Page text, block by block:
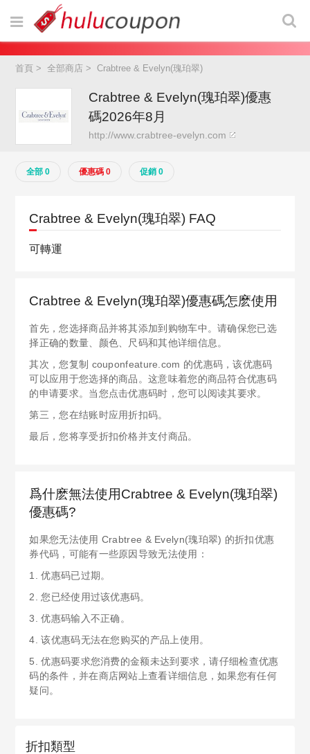
首頁 >全部商店 >Crabtree & Evelyn(瑰珀翠)
Crabtree & Evelyn(瑰珀翠)優惠
碼2026年8月
http://www.crabtree-evelyn.com
全部 0 優惠碼 0 促銷 0
Crabtree & Evelyn(瑰珀翠) FAQ
可轉運
Crabtree & Evelyn(瑰珀翠)優惠碼怎麽使用
首先，您选择商品并将其添加到购物车中。请确保您已选
择正确的数量、颜色、尺码和其他详细信息。
其次，您复制 couponfeature.com 的优惠码，该优惠码
可以应用于您选择的商品。这意味着您的商品符合优惠码
的申请要求。当您点击优惠码时，您可以阅读其要求。
第三，您在结账时应用折扣码。
最后，您将享受折扣价格并支付商品。
爲什麽無法使用Crabtree & Evelyn(瑰珀翠)
優惠碼?
如果您无法使用 Crabtree & Evelyn(瑰珀翠) 的折扣优惠
券代码，可能有一些原因导致无法使用：
1. 优惠码已过期。
2. 您已经使用过该优惠码。
3. 优惠码输入不正确。
4. 该优惠码无法在您购买的产品上使用。
5. 优惠码要求您消费的金额未达到要求，请仔细检查优惠
码的条件，并在商店网站上查看详细信息，如果您有任何
疑问。
折扣類型